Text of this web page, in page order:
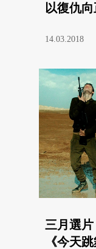
以復仇
14.03.2018
三月選片
《今天